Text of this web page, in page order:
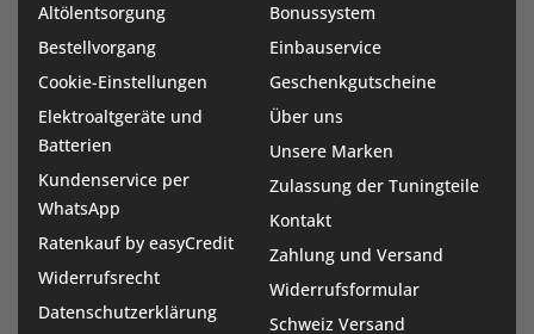
Altölentsorgung
Bestellvorgang
Cookie-Einstellungen
Elektroaltgeräte und
Batterien
Kundenservice per
WhatsApp
Ratenkauf by easyCredit
Widerrufsrecht
Datenschutzerklärung
Bonussystem
Einbauservice
Geschenkgutscheine
Über uns
Unsere Marken
Zulassung der Tuningteile
Kontakt
Zahlung und Versand
Widerrufsformular
Schweiz Versand